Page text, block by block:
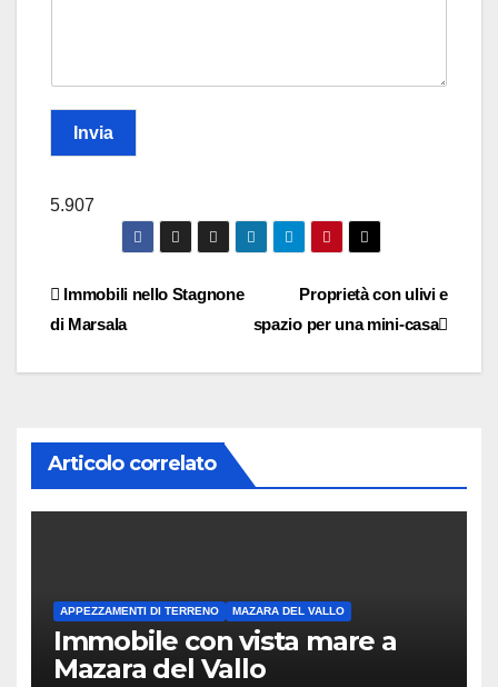
Invia
5.907
Navigazione
Proprietà con ulivi e
spazio per una mini-casa
Immobili nello Stagnone
di Marsala
Articolo correlato
APPEZZAMENTI DI TERRENO MAZARA DEL VALLO
Immobile con vista mare a
Mazara del Vallo